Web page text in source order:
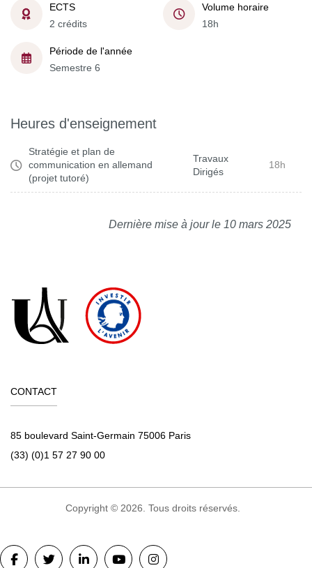
ECTS
2 crédits
Volume horaire
18h
Période de l'année
Semestre 6
Heures d'enseignement
Stratégie et plan de
communication en allemand
(projet tutoré)
Travaux
Dirigés
18h
Dernière mise à jour le 10 mars 2025
CONTACT
85 boulevard Saint-Germain 75006 Paris
(33) (0)1 57 27 90 00
Copyright © 2026. Tous droits réservés.